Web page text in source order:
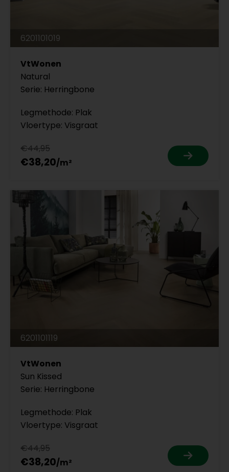
6201101019
VtWonen
Natural
Serie: Herringbone
Legmethode: Plak
Vloertype: Visgraat
€44,95
€38,20
6201101119
VtWonen
Sun Kissed
Serie: Herringbone
Legmethode: Plak
Vloertype: Visgraat
€44,95
€38,20